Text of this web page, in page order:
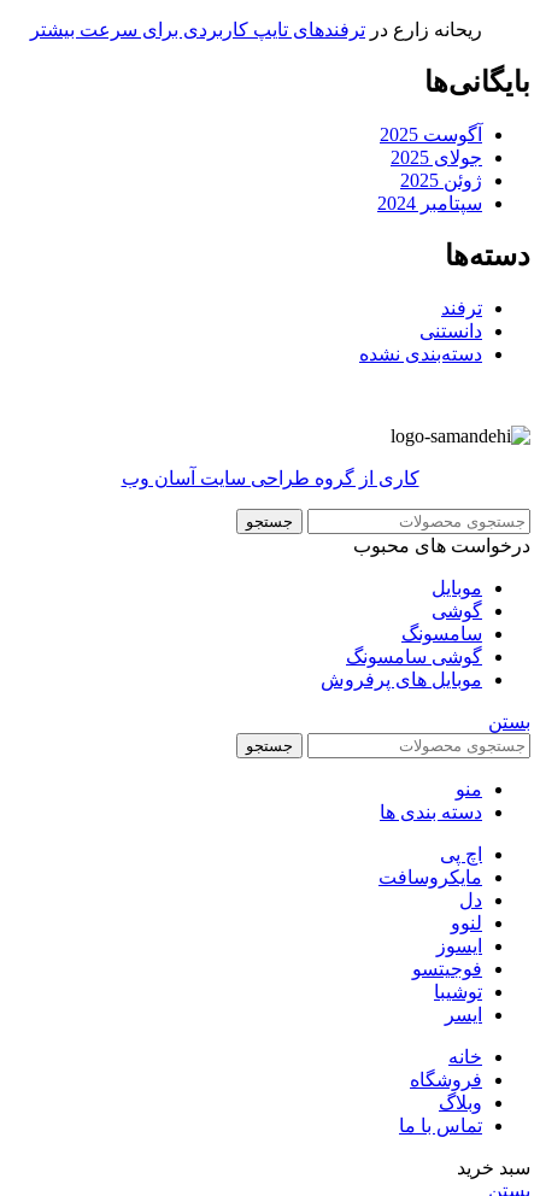
ریحانه زارع در ترفندهای تایپ کاربردی برای سرعت بیشتر
بایگانی‌ها
آگوست 2025
جولای 2025
ژوئن 2025
سپتامبر 2024
دسته‌ها
ترفند
دانستنی
دسته‌بندی نشده
کاری از گروه طراحی سایت آسان وب
جستجو
درخواست های محبوب
موبایل
گوشی
سامسونگ
گوشی سامسونگ
موبایل های پرفروش
بستن
جستجو
منو
دسته بندی ها
اچ پی
مایکروسافت
دل
لنوو
ایسوز
فوجیتسو
توشیبا
ایسر
خانه
فروشگاه
وبلاگ
تماس با ما
سبد خرید
بستن